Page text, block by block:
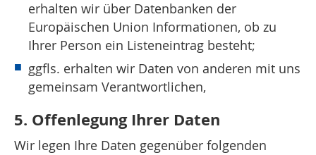
erhalten wir über Datenbanken der
Europäischen Union Informationen, ob zu
Ihrer Person ein Listeneintrag besteht;
ggfls. erhalten wir Daten von anderen mit uns
gemeinsam Verantwortlichen,
5. Offenlegung Ihrer Daten
Wir legen Ihre Daten gegenüber folgenden